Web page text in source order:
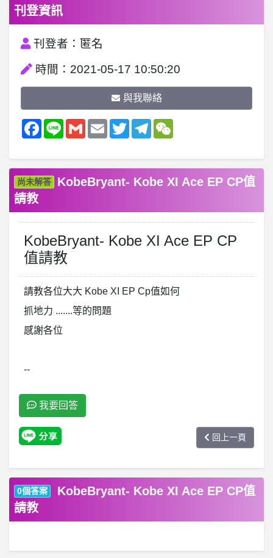
刊登資訊
刊登者：匿名
時間：2021-05-17 10:50:20
與我聯絡
Facebook
Line GmailEmail TwitterTelegramWeChat
尚未解答
KobeBryant- Kobe XI Ace EP CP值
請教
KobeBryant- Kobe XI Ace EP CP
值請教
請教各位大大 Kobe XI EP Cp值如何
抓地力 .......等的問題
感謝各位
--
我要回答
回上一頁
0個答案
KobeBryant- Kobe XI Ace EP CP值
請教